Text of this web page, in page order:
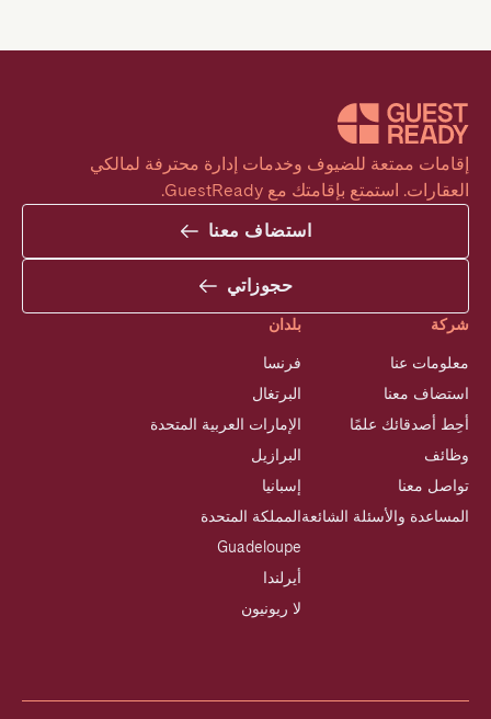
العقارات. استمتع بإقامتك مع GuestReady.
استضاف معنا
حجوزاتي
شركة
معلومات عنا
استضاف معنا
أحِط أصدقائك علمًا
وظائف
تواصل معنا
المساعدة والأسئلة الشائعة
بلدان
فرنسا
البرتغال
الإمارات العربية المتحدة
البرازيل
إسبانيا
المملكة المتحدة
Guadeloupe
أيرلندا
لا ريونيون